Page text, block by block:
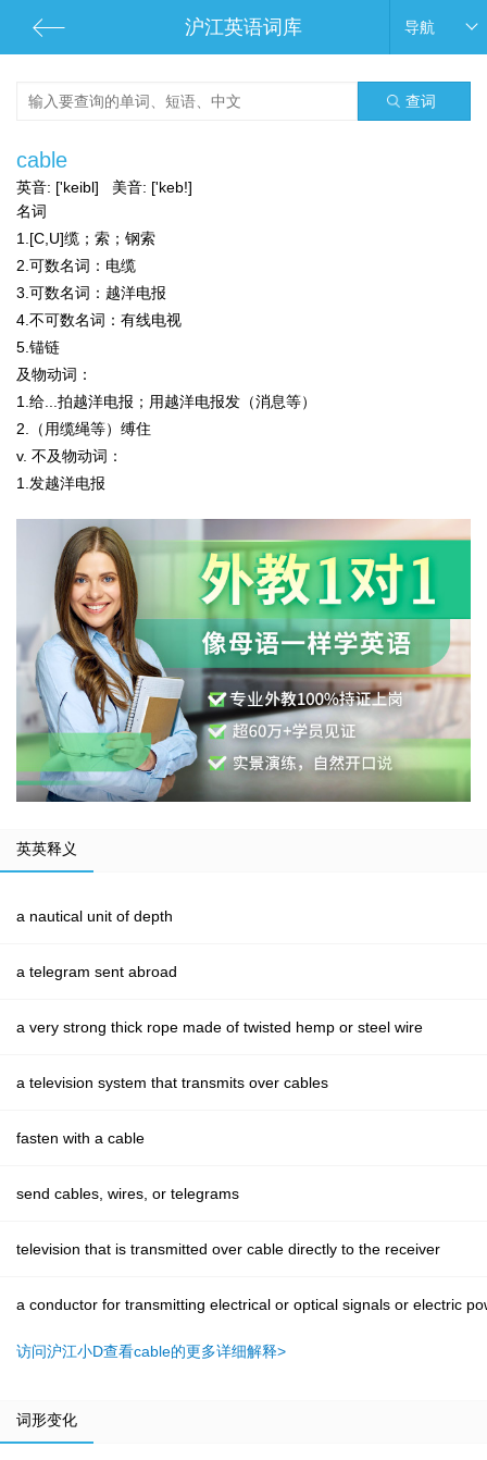
沪江英语词库 导航
查词
cable
英音: ['keibl] 美音: ['keb!]
名词
1.[C,U]缆；索；钢索
2. 可数名词： 电缆
3. 可数名词： 越洋电报
4. 不可数名词： 有线电视
5.锚链
及物动词：
1.给...拍越洋电报；用越洋电报发（消息等）
2.（用缆绳等）缚住
v. 不及物动词：
1.发越洋电报
英英释义
a nautical unit of depth
a telegram sent abroad
a very strong thick rope made of twisted hemp or steel wire
a television system that transmits over cables
fasten with a cable
send cables, wires, or telegrams
television that is transmitted over cable directly to the receiver
a conductor for transmitting electrical or optical signals or electric
访问沪江小D查看cable的更多详细解释>
词形变化